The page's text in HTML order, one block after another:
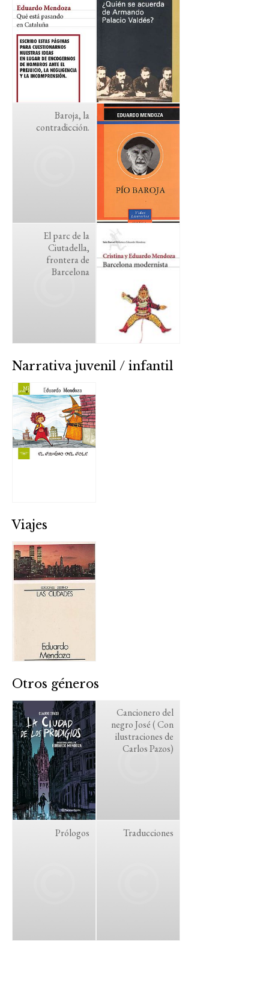
Baroja, la
contradicción.
El parc de la
Ciutadella,
frontera de
Barcelona
Narrativa juvenil / infantil
Viajes
Otros géneros
Cancionero del
negro José ( Con
ilustraciones de
Carlos Pazos)
Prólogos Traducciones